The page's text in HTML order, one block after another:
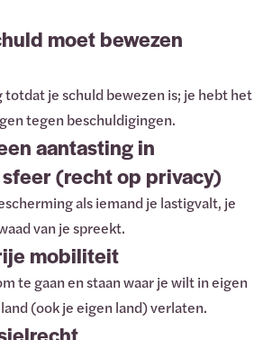
moet bewezen
je schuld bewezen is; je hebt het
tegen beschuldigingen.
aantasting in
(recht op privacy)
als iemand je lastigvalt, je
van je spreekt.
mobiliteit
te gaan en staan waar je wilt in eigen
(ook je eigen land) verlaten.